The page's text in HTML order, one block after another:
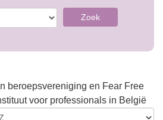
Zoek
beroepsvereniging en Fear Free
voor professionals in België